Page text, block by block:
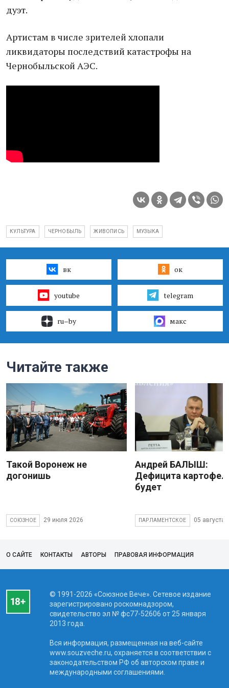
дуэт.
Артистам в числе зрителей хлопали
ликвидаторы последствий катастрофы на
Чернобыльской АЭС.
КУЛЬТУРА ЧЕРНОБЫЛЬ ЖИВОПИСЬ МУЗЫКА
вк ок
youtube telegram
ru–by макс
Читайте также
Такой Воронеж не
догонишь
СОЮЗНОЕ 29 июля 2026
Андрей БАЛЫШ:
Дефицита
будет
ПАРЛАМЕНТСКОЕ 05 августа
О САЙТЕ КОНТАКТЫ АВТОРЫ ПРАВОВАЯ ИНФОРМАЦИЯ
© 1991-2026 «Союзное Вече». Сетевое издание
зарегистрировано роскомнадзором,
свидетельство эл № фc77-52606 от 25 января
2013 года.
Вся информация, размещенная на веб-сайте
www.souzveche.ru, охраняется в соответствии с
законодательством РФ об авторском праве и
международными соглашениями.